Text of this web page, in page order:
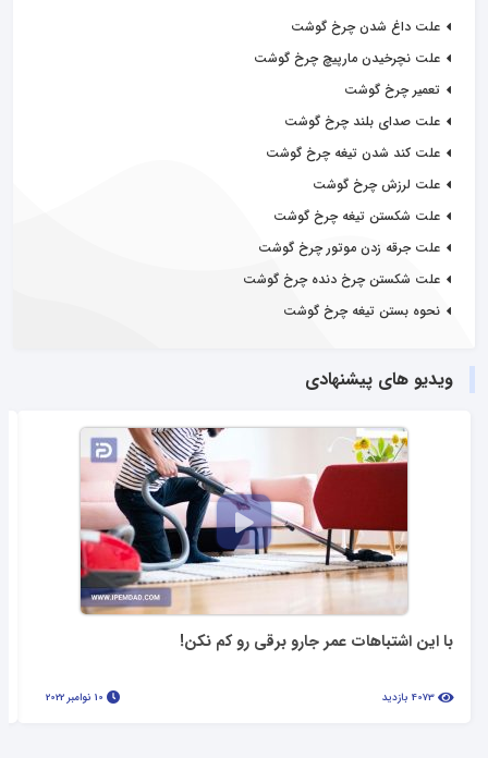
علت داغ شدن چرخ گوشت
علت نچرخیدن مارپیچ چرخ گوشت
تعمیر چرخ گوشت
علت صدای بلند چرخ گوشت
علت کند شدن تیغه چرخ گوشت
علت لرزش چرخ گوشت
علت شکستن تیغه چرخ گوشت
علت جرقه زدن موتور چرخ گوشت
علت شکستن چرخ دنده چرخ گوشت
نحوه بستن تیغه چرخ گوشت
ویدیو های پیشنهادی
با این اشتباهات عمر جارو برقی رو کم نکن!